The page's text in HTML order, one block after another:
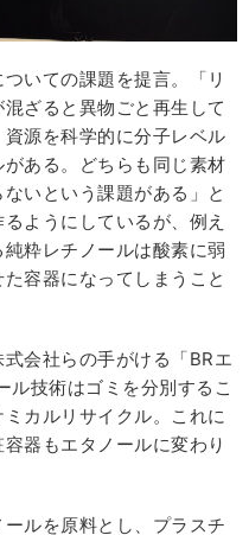
いての課題を提言。「リ
ざると異物ごと再生して
源を科学的に分子レベル
ある。どちらも同じ素材
いという課題がある」と
ようにしているが、例え
粋レチノールは酸素に弱
容器になってしまうこと
会社らの手がける「BRエ
ル技術はゴミを分別するこ
カルリサイクル。これに
器もエタノールに変わり
ルを原料とし、プラスチ